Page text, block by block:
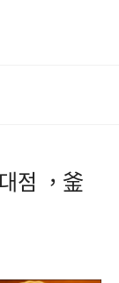
점 ，釜